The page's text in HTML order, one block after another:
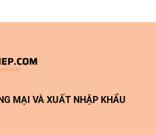
MẠI VÀ XUẤT NHẬP KHẨU